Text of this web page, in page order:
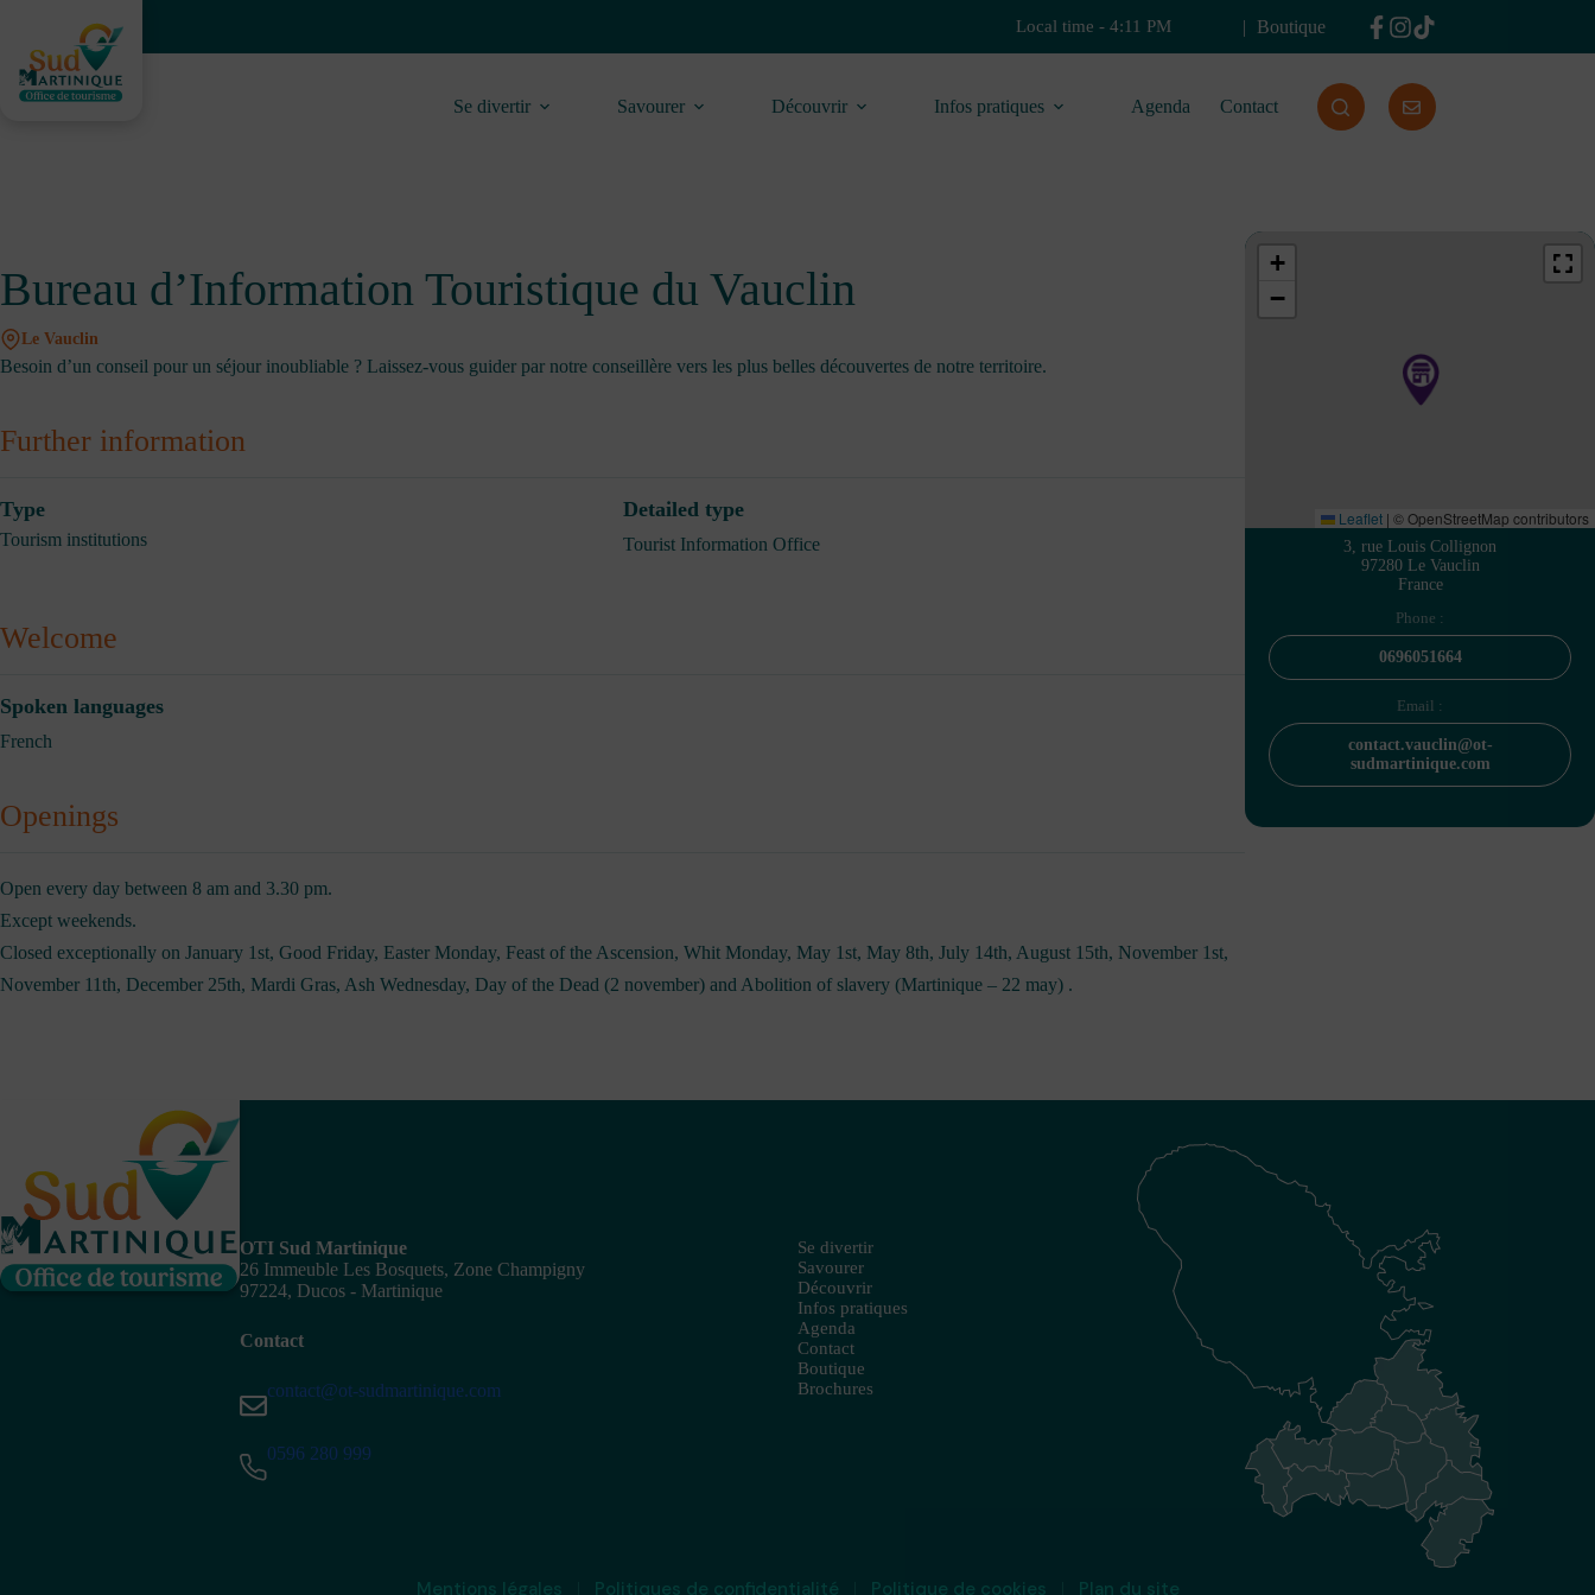
content
Local time - 4:11 PM Boutique
Se divertir Savourer Découvrir Infos pratiques Agenda Contact
Bureau d’Information Touristique du Vauclin
Le Vauclin
Besoin d’un conseil pour un séjour inoubliable ? Laissez-vous guider par notre conseillère vers les plus belles découvertes de notre territoire.
Further information
Type
Tourism institutions
Detailed type
Tourist Information Office
Welcome
Spoken languages
French
Openings
Open every day between 8 am and 3.30 pm.
Except weekends.
Closed exceptionally on January 1st, Good Friday, Easter Monday, Feast of the Ascension, Whit Monday, May 1st, May 8th, July 14th, August 15th, November 1st,
November 11th, December 25th, Mardi Gras, Ash Wednesday, Day of the Dead (2 november) and Abolition of slavery (Martinique – 22 may) .
+
−
Leaflet | © OpenStreetMap contributors
3, rue Louis Collignon
97280 Le Vauclin
France
Phone :
0696051664
Email :
contact.vauclin@ot-
sudmartinique.com
OTI Sud Martinique
26 Immeuble Les Bosquets, Zone Champigny
97224, Ducos - Martinique
Contact
contact@ot-sudmartinique.com
0596 280 999
Se divertir
Savourer
Découvrir
Infos pratiques
Agenda
Contact
Boutique
Brochures
Mentions légales Politiques de confidentialité Politique de cookies Plan du site